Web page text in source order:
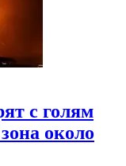
с голям
около